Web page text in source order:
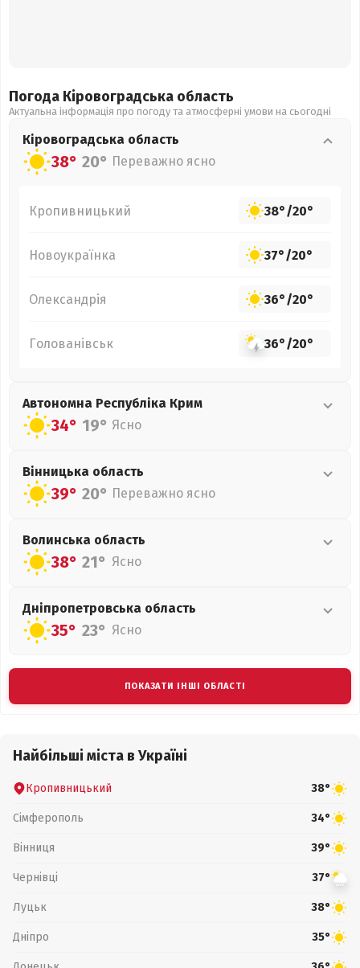
Погода Кіровоградська область
Актуальна інформація про погоду та атмосферні умови на сьогодні
Кіровоградська область
38° 20° Переважно ясно
Кропивницький 38°/20°
Новоукраїнка 37°/20°
Олександрія 36°/20°
Голованівськ 36°/20°
Автономна Республіка Крим
34° 19° Ясно
Вінницька область
39° 20° Переважно ясно
Волинська область
38° 21° Ясно
Дніпропетровська область
35° 23° Ясно
ПОКАЗАТИ ІНШІ ОБЛАСТІ
Найбільші міста в Україні
Кропивницький 38°
Сімферополь 34°
Вінниця 39°
Чернівці 37°
Луцьк 38°
Дніпро 35°